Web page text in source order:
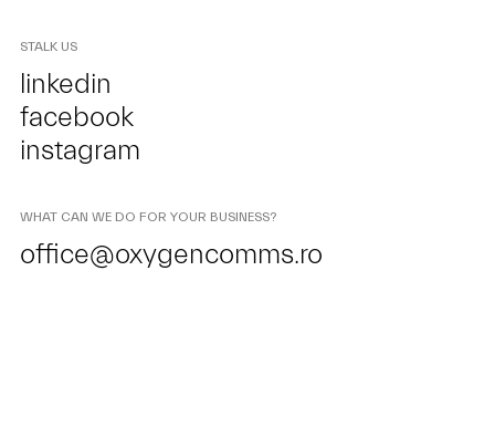
STALK US
linkedin
facebook
instagram
WHAT CAN WE DO FOR YOUR BUSINESS?
office@oxygencomms.ro